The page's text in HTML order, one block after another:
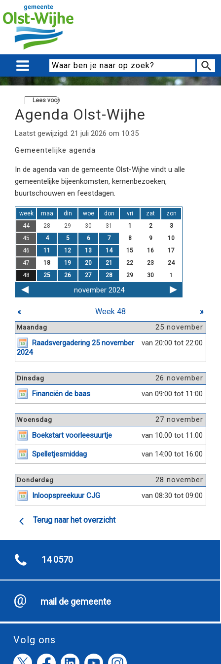
Lees voor
Agenda Olst-Wijhe
Laatst gewijzigd: 21 juli 2026 om 10:35
Gemeentelijke agenda
In de agenda van de gemeente Olst-Wijhe vindt u alle
gemeentelijke bijeenkomsten, kernenbezoeken,
buurtschouwen en feestdagen.
week maa din woe don vri zat
zon
44
28 29 30 31 1 2
3
45
4 5 6 7 8 9
10
46
11 12 13 14 15 16
17
47
18 19 20 21 22 23
24
48
25 26 27 28 29 30 1
november 2024
« Week 48 »
25 november
Maandag
van 20:00 tot 22:00
Raadsvergadering 25 november
2024
26 november
Dinsdag
van 09:00 tot 11:00
Financiën de baas
27 november
Woensdag
van 10:00 tot 11:00
Boekstart voorleesuurtje
van 14:00 tot 16:00
Spelletjesmiddag
28 november
Donderdag
van 08:30 tot 09:00
Inloopspreekuur CJG
Terug naar het overzicht
14 0570
mail de gemeente
Volg ons